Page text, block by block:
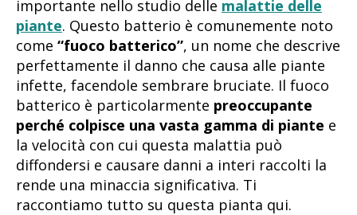
importante nello studio delle malattie delle
piante. Questo batterio è comunemente noto
come “fuoco batterico”, un nome che descrive
perfettamente il danno che causa alle piante
infette, facendole sembrare bruciate. Il fuoco
batterico è particolarmente preoccupante
perché colpisce una vasta gamma di piante e
la velocità con cui questa malattia può
diffondersi e causare danni a interi raccolti la
rende una minaccia significativa. Ti
raccontiamo tutto su questa pianta qui.